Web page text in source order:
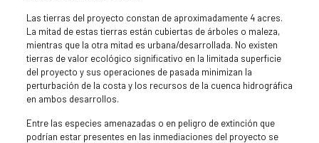
Las tierras del proyecto constan de aproximadamente 4 acres.
La mitad de estas tierras están cubiertas de árboles o maleza,
mientras que la otra mitad es urbana/desarrollada. No existen
tierras de valor ecológico significativo en la limitada superficie
del proyecto y sus operaciones de pasada minimizan la
perturbación de la costa y los recursos de la cuenca hidrográfica
en ambos desarrollos.
Entre las especies amenazadas o en peligro de extinción que
podrían estar presentes en las inmediaciones del proyecto se